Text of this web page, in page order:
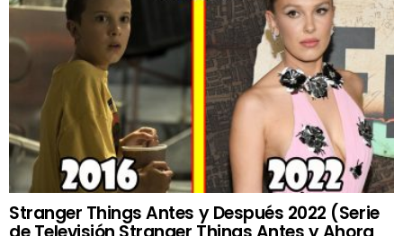
Stranger Things Antes y Después 2022 (Serie